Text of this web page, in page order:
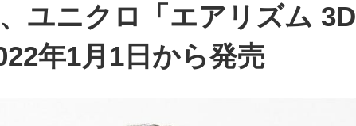
ユニクロ「エアリズム 3D
年1月1日から発売